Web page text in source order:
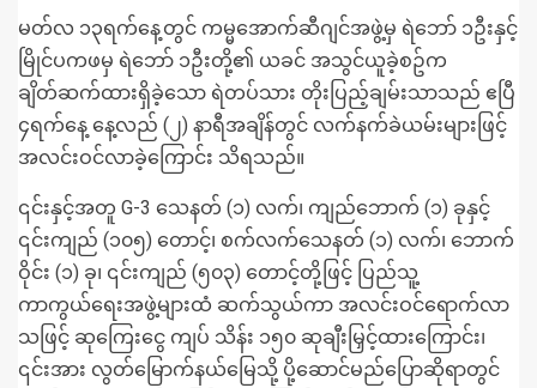
မတ်လ ၁၃ရက်နေ့တွင် ကမ္မအောက်ဆီဂျင်အဖွဲ့မှ ရဲဘော် ၁ဦးနှင့်
မြိုင်ပကဖမှ ရဲဘော် ၁ဦးတို့၏ ယခင် အသွင်ယူခဲ့စဥ်က
ချိတ်ဆက်ထားရှိခဲ့သော ရဲတပ်သား တိုးပြည့်ချမ်းသာသည် ဧပြီ
၄ရက်နေ့ နေ့လည် (၂) နာရီအချိန်တွင် လက်နက်ခဲယမ်းများဖြင့်
အလင်းဝင်လာခဲ့ကြောင်း သိရသည်။
၎င်းနှင့်အတူ G-3 သေနတ် (၁) လက်၊ ကျည်ဘောက် (၁) ခုနှင့်
၎င်းကျည် (၁၀၅) တောင့်၊ စက်လက်သေနတ် (၁) လက်၊ ဘောက်
ဝိုင်း (၁) ခု၊ ၎င်းကျည် (၅၀၃) တောင့်တို့ဖြင့် ပြည်သူ့
ကာကွယ်ရေးအဖွဲ့များထံ ဆက်သွယ်ကာ အလင်း‌ဝင်ရောက်လာ
သဖြင့် ဆုကြေးငွေ ကျပ် သိန်း ၁၅၀ ဆုချီးမြှင့်ထားကြောင်း၊
၎င်းအား လွတ်မြောက်နယ်မြေသို့ ပို့ဆောင်မည်ပြောဆိုရာတွင်